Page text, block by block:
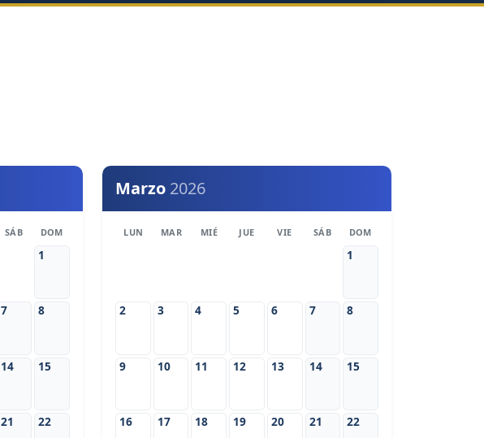
SÁB DOM
1
7 8
14 15
21 22
Marzo 2026
LUN MAR MIÉ JUE VIE SÁB DOM
1
2 3 4 5 6 7 8
9 10 11 12 13 14 15
16 17 18 19 20 21 22